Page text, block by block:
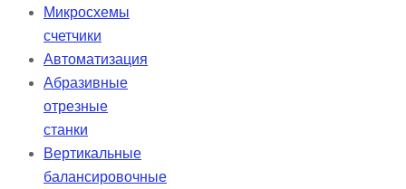
Микросхемы
счетчики
Автоматизация
Абразивные
отрезные
станки
Вертикальные
балансировочные